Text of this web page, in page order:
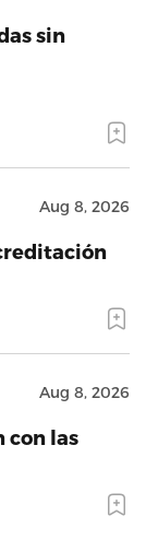
sin
Aug 8, 2026
Aug 8, 2026
con las